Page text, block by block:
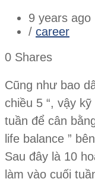
9 years ago
/ career
0 Shares
Cũng như bao
chiều 5 “, vậy
tuần để cân
life balance ”
Sau đây là 10
làm vào cuối